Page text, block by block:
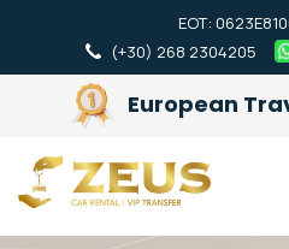
ΕΟΤ:
(+30) 268 2304205
European